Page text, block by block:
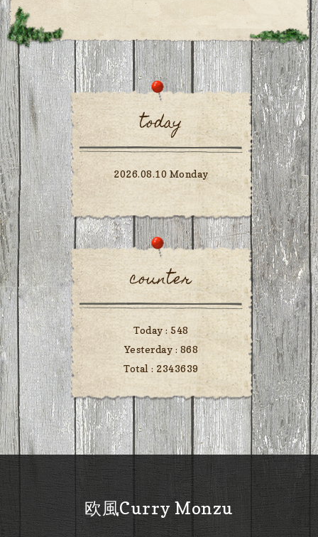
today
2026.08.10 Monday
counter
Today : 548
Yesterday : 868
Total : 2343639
欧風Curry Monzu